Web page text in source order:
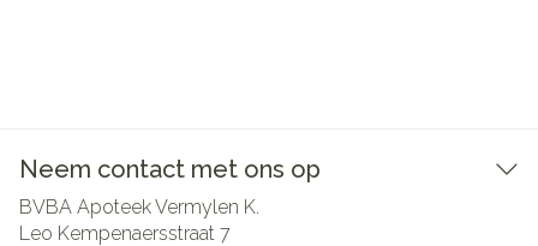
Neem contact met ons op
BVBA Apoteek Vermylen K.
Leo Kempenaersstraat 7